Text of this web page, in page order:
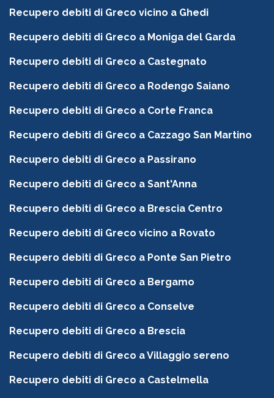
Recupero debiti di Greco vicino a Ghedi
Recupero debiti di Greco a Moniga del Garda
Recupero debiti di Greco a Castegnato
Recupero debiti di Greco a Rodengo Saiano
Recupero debiti di Greco a Corte Franca
Recupero debiti di Greco a Cazzago San Martino
Recupero debiti di Greco a Passirano
Recupero debiti di Greco a Sant'Anna
Recupero debiti di Greco a Brescia Centro
Recupero debiti di Greco vicino a Rovato
Recupero debiti di Greco a Ponte San Pietro
Recupero debiti di Greco a Bergamo
Recupero debiti di Greco a Conselve
Recupero debiti di Greco a Brescia
Recupero debiti di Greco a Villaggio sereno
Recupero debiti di Greco a Castelmella